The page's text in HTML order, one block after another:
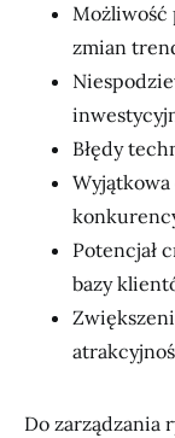
Możliwość
zmian
Błędy
Potencjał
bazy
Do zarządzania